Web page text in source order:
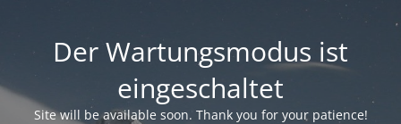
Der Wartungsmodus ist
eingeschaltet
Site will be available soon. Thank you for your patience!